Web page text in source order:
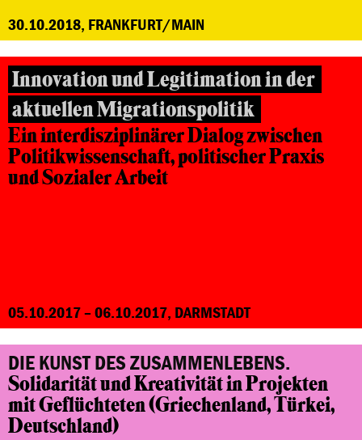
30.10.2018, FRANKFURT/MAIN
Innovation und Legitimation in der
aktuellen Migrationspolitik
Ein interdisziplinärer Dialog zwischen
Politikwissenschaft, politischer Praxis
und Sozialer Arbeit
05.10.2017 – 06.10.2017, DARMSTADT
DIE KUNST DES ZUSAMMENLEBENS.
Solidarität und Kreativität in Projekten
mit Geflüchteten(Griechenland, Türkei,
Deutschland)